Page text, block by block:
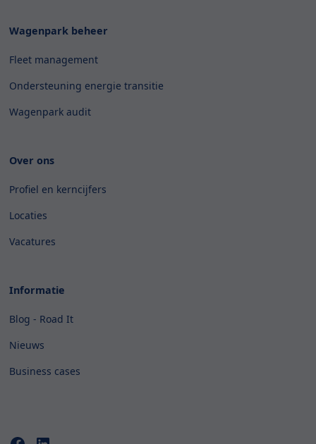
Wagenpark beheer
Fleet management
Ondersteuning energie transitie
Wagenpark audit
Over ons
Profiel en kerncijfers
Locaties
Vacatures
Informatie
Blog - Road It
Nieuws
Business cases